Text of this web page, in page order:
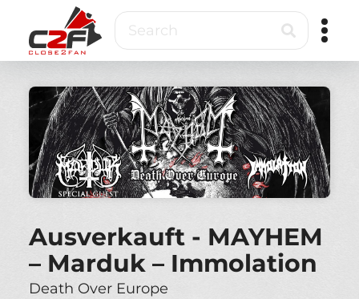
main
content
to
fan
&
VIP
ticketing
Search
Ausverkauft - MAYHEM
– Marduk – Immolation
Death Over Europe